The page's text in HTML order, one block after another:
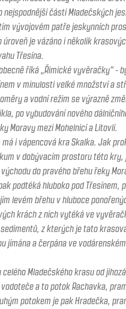
nejspodnější části Mladečských
vývojovém patře jeskynních
je vázáno i několik krasových
Třesína.
- bylo v
v minulosti velké množství a
a vodní režim se výrazně
a Litovlí.
i vápencová kra Skalka. Jak
břehu řeky Moravy.
podtéká hluboko pod Třesínem,
levém břehu v hluboce
krách z nich vytéká ve
jímána a čerpána ve
Mladečského krasu od